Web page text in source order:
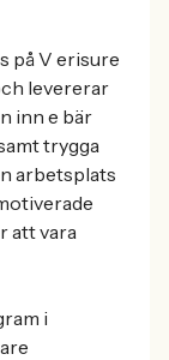
på V erisure
levererar
inn e bär
trygga
arbetsplats
att vara
i